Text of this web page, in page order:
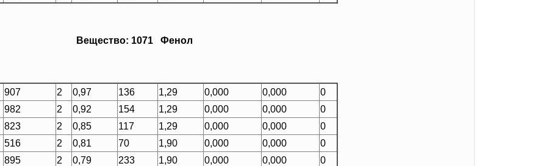
Вещество: 1071 Фенол
907 2 0,97 136 1,29 0,000 0,000
0
982 2 0,92 154 1,29 0,000 0,000
0
823 2 0,85 117 1,29 0,000 0,000
0
516 2 0,81 70 1,90 0,000 0,000
0
895 2 0,79 233 1,90 0,000 0,000
0